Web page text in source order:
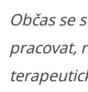
Občas se
pracovat,